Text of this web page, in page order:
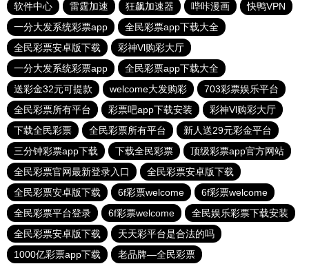
软件中心
雷霆加速 狂飙加速器 哔咔漫画
快鸭VPN
一分大发系统彩票app
全民彩票app下载大全
全民彩票安卓版下载
彩神Vl购彩大厅
一分大发系统彩票app
全民彩票app下载大全
送彩金32元可提款
welcome大发购彩
703彩票娱乐平台
全民彩票所有平台
彩票吧app下载安装
彩神Vl购彩大厅
下载全民彩票
全民彩票所有平台
新人送29元彩金平台
三分钟彩票app下载
下载全民彩票
顶级彩票app官方网站
全民彩票官网最新登录入口
全民彩票安卓版下载
全民彩票安卓版下载
6f彩票welcome
6f彩票welcome
全民彩票平台登录
6f彩票welcome
全民娱乐彩票下载安装
全民彩票安卓版下载
天天彩平台是合法的吗
1000亿彩票app下载
老品牌—全民彩票